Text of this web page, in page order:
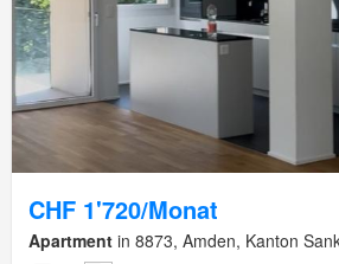
CHF 1'720/Monat
Apartment in 8873, Amden, Kanton